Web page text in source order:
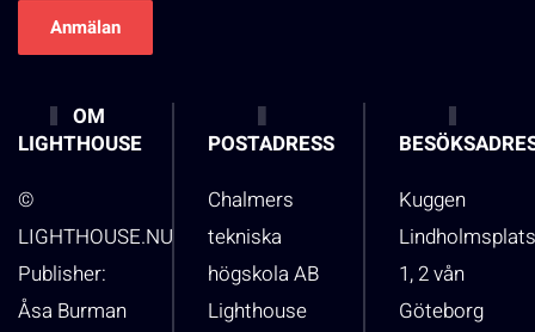
OM
LIGHTHOUSE
©
LIGHTHOUSE.NU
Publisher:
Åsa Burman
POSTADRESS
Chalmers
tekniska
högskola AB
Lighthouse
Kuggen
1, 2 vån
Göteborg